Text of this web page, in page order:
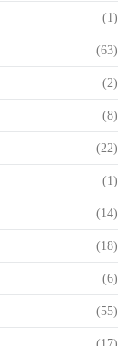
(1)
(63)
(2)
(8)
(22)
(1)
(14)
(18)
(6)
(55)